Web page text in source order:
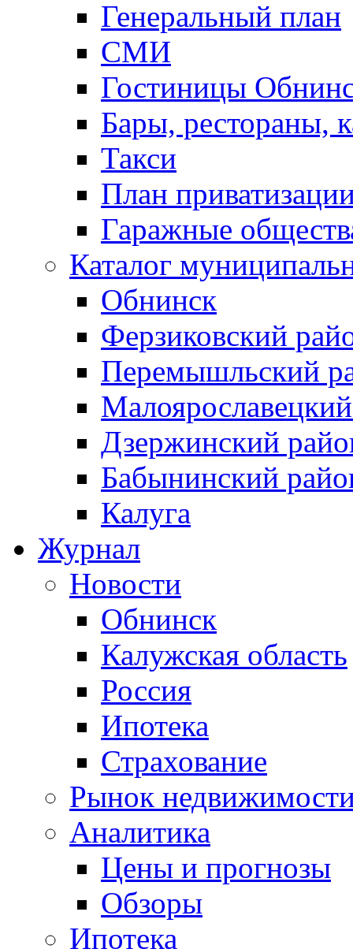
Генеральный план
СМИ
Гостиницы
Бары, рестораны,
Такси
План
Гаражные
Каталог
Обнинск
Ферзиковский
Перемышльский
Дзержинский
Бабынинский
Калуга
Журнал
Новости
Обнинск
Калужская область
Россия
Ипотека
Страхование
Рынок
Аналитика
Цены и прогнозы
Обзоры
Ипотека